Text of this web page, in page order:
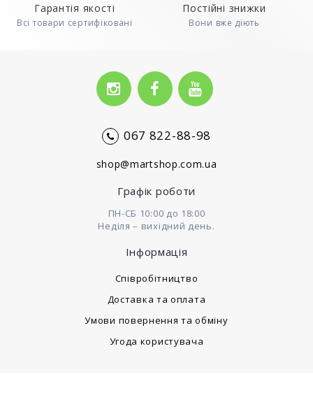
Гарантія якості
Всі товари сертифіковані
Постійні знижки
Вони вже діють
067 822-88-98
shop@martshop.com.ua
Графік роботи
ПН-СБ 10:00 до 18:00
Неділя – вихідний день.
Інформація
Cпівробітництво
Доставка та оплата
Умови повернення та обміну
Угода користувача